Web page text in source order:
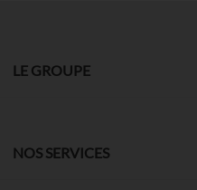
LE GROUPE
NOS SERVICES